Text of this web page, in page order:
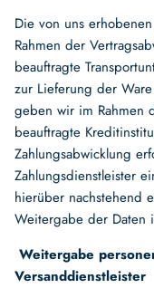
Die von uns
Rahmen der
beauftragte
zur Lieferung der
geben wir im Rahmen
beauftragte
Zahlungsabwicklung
Zahlungsdienstleister
hierüber nachstehend
Weitergabe der
Weitergabe
Versanddienstleister